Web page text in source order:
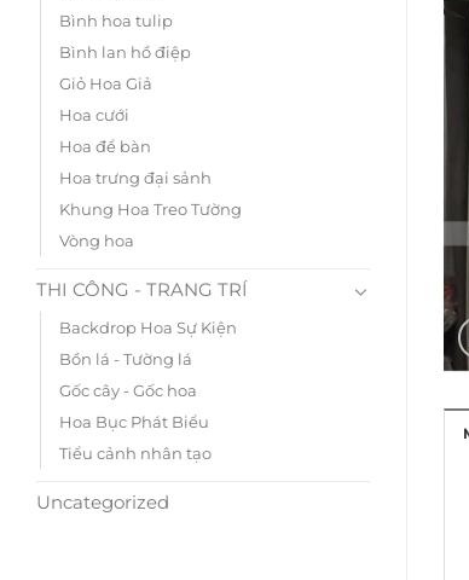
Bình hoa tulip
Bình lan hồ điệp
Giỏ Hoa Giả
Hoa cưới
Hoa để bàn
Hoa trưng đại sảnh
Khung Hoa Treo Tường
Vòng hoa
THI CÔNG - TRANG TRÍ
Backdrop Hoa Sự Kiện
Bồn lá - Tường lá
Gốc cây - Gốc hoa
Hoa Bục Phát Biểu
Tiểu cảnh nhân tạo
Uncategorized